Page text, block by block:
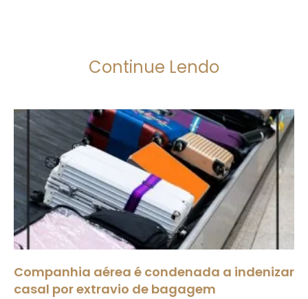
Continue Lendo
Companhia aérea é condenada a indenizar
casal por extravio de bagagem